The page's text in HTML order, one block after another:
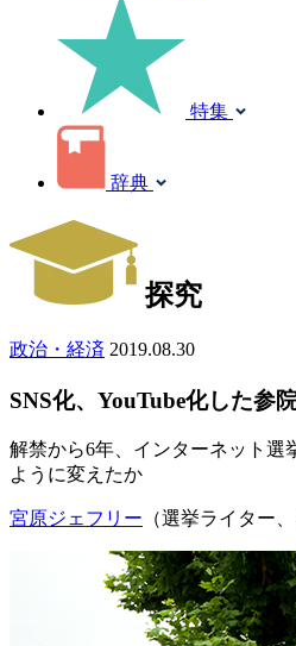
特集
辞典
探究
政治・経済 2019.08.30
SNS化、YouTube化した参
解禁から6年、インターネット選
ように変えたか
宮原ジェフリー （選挙ライター